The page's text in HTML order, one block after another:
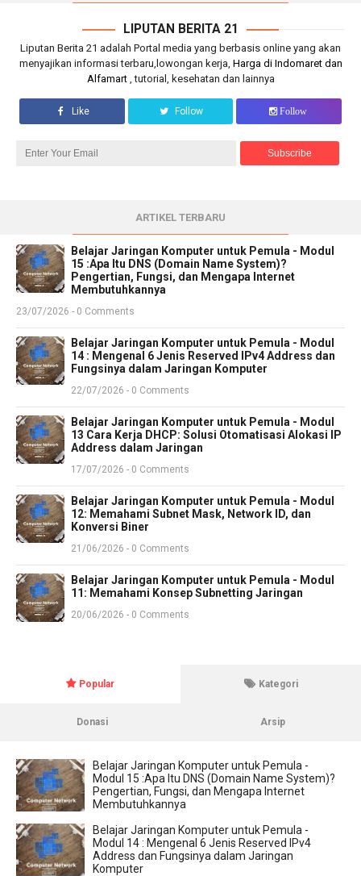
LIPUTAN BERITA 21
Liputan Berita 21 adalah Portal media yang berbasis online yang akan
menyajikan informasi terbaru,lowongan kerja, Harga di Indomaret dan
Alfamart , tutorial, kesehatan dan lainnya
Like Follow Follow
ARTIKEL TERBARU
Belajar Jaringan Komputer untuk Pemula - Modul
15 :Apa Itu DNS (Domain Name System)?
Pengertian, Fungsi, dan Mengapa Internet
Membutuhkannya
23/07/2026 - 0 Comments
Belajar Jaringan Komputer untuk Pemula - Modul
14 : Mengenal 6 Jenis Reserved IPv4 Address dan
Fungsinya dalam Jaringan Komputer
22/07/2026 - 0 Comments
Belajar Jaringan Komputer untuk Pemula - Modul
13 Cara Kerja DHCP: Solusi Otomatisasi Alokasi IP
Address dalam Jaringan
17/07/2026 - 0 Comments
Belajar Jaringan Komputer untuk Pemula - Modul
12: Memahami Subnet Mask, Network ID, dan
Konversi Biner
21/06/2026 - 0 Comments
Belajar Jaringan Komputer untuk Pemula - Modul
11: Memahami Konsep Subnetting Jaringan
20/06/2026 - 0 Comments
Popular Kategori
Donasi Arsip
Belajar Jaringan Komputer untuk Pemula -
Modul 15 :Apa Itu DNS (Domain Name System)?
Pengertian, Fungsi, dan Mengapa Internet
Membutuhkannya
Belajar Jaringan Komputer untuk Pemula -
Modul 14 : Mengenal 6 Jenis Reserved IPv4
Address dan Fungsinya dalam Jaringan
Komputer